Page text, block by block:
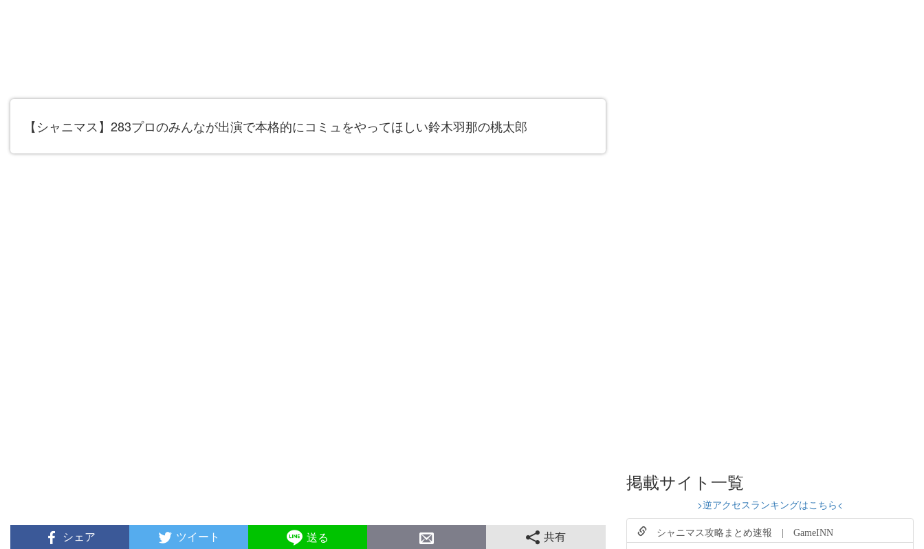
【シャニマス】283プロのみんなが出演で本格的にコミュをやってほしい鈴木羽那の桃太郎
シェア ツイート 送る 共有
掲載サイト一覧
>逆アクセスランキングはこちら<
シャニマス攻略まとめ速報 | GameINN